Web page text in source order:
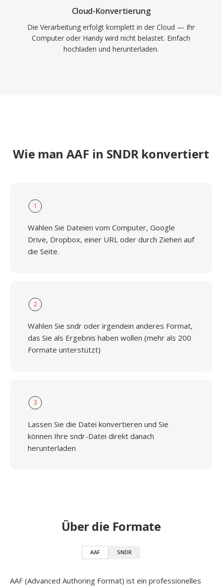
Cloud-Konvertierung
Die Verarbeitung erfolgt komplett in der Cloud — Ihr
Computer oder Handy wird nicht belastet. Einfach
hochladen und herunterladen.
Wie man AAF in SNDR konvertiert
1
Wählen Sie Dateien vom Computer, Google
Drive, Dropbox, einer URL oder durch Ziehen auf
die Seite.
2
Wählen Sie sndr oder irgendein anderes Format,
das Sie als Ergebnis haben wollen (mehr als 200
Formate unterstützt)
3
Lassen Sie die Datei konvertieren und Sie
können Ihre sndr-Datei direkt danach
herunterladen
Über die Formate
AAF SNDR
AAF (Advanced Authoring Format) ist ein professionelles